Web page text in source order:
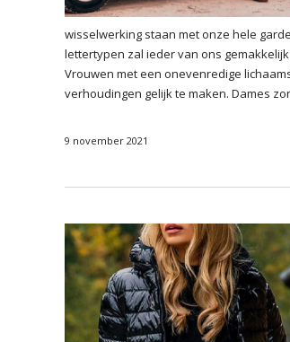
wisselwerking staan met onze hele
lettertypen zal ieder van ons
Vrouwen met een onevenredige
verhoudingen gelijk te maken. Dames
9 november 2021